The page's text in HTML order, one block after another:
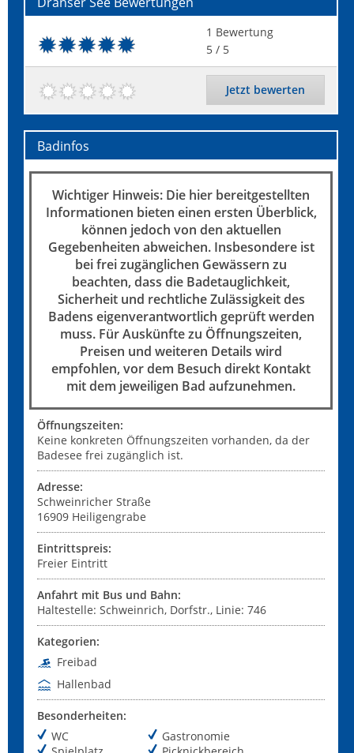
1 Bewertung
5 / 5
Jetzt bewerten
Badinfos
Wichtiger Hinweis: Die hier bereitgestellten
Informationen bieten einen ersten Überblick,
können jedoch von den aktuellen
Gegebenheiten abweichen. Insbesondere ist
bei frei zugänglichen Gewässern zu
beachten, dass die Badetauglichkeit,
Sicherheit und rechtliche Zulässigkeit des
Badens eigenverantwortlich geprüft werden
muss. Für Auskünfte zu Öffnungszeiten,
Preisen und weiteren Details wird
empfohlen, vor dem Besuch direkt Kontakt
mit dem jeweiligen Bad aufzunehmen.
Öffnungszeiten:
Keine konkreten Öffnungszeiten vorhanden, da der
Badesee frei zugänglich ist.
Adresse:
Schweinricher Straße
16909 Heiligengrabe
Eintrittspreis:
Freier Eintritt
Anfahrt mit Bus und Bahn:
Haltestelle: Schweinrich, Dorfstr., Linie: 746
Kategorien:
Freibad
Hallenbad
Besonderheiten:
WC
Gastronomie